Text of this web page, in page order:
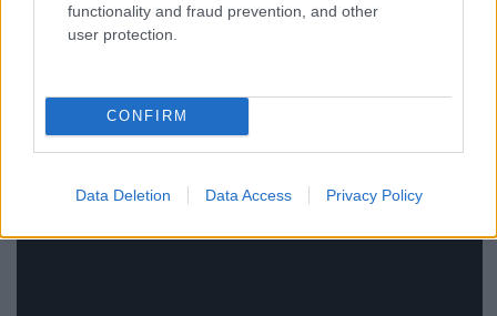
functionality and fraud prevention, and other
user protection.
CONFIRM
Data Deletion Data Access Privacy Policy